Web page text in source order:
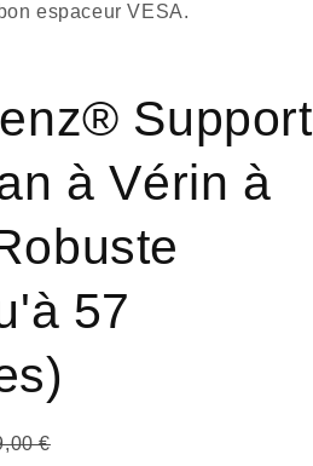
espaceur VESA.
Support
à Vérin à
57
€